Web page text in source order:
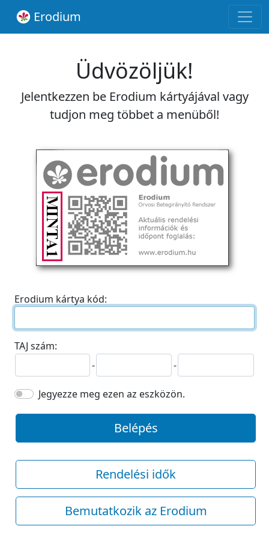
Erodium
Üdvözöljük!
Jelentkezzen be Erodium kártyájával vagy
tudjon meg többet a menüből!
Erodium kártya kód:
TAJ szám:
-
-
Jegyezze meg ezen az eszközön.
Belépés
Rendelési idők
Bemutatkozik az Erodium